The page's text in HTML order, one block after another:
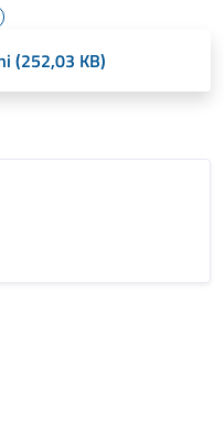
(252,03 KB)